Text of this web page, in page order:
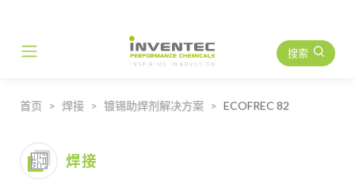
Main Navigation 搜索
首页 焊接 镀锡助焊剂解决方案 ECOFREC 82
焊接